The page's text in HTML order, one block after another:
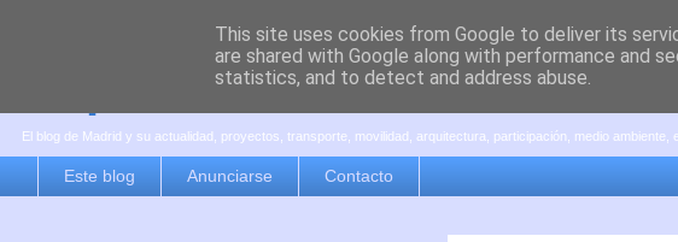
es por madrid
El blog de Madrid y su actualidad, proyectos, transporte, movilidad, arquitectura, participación, medio ambiente,
Este blog Anunciarse Contacto
This site uses cookies from Google to deliver its
are shared with Google along with performance and
statistics, and to detect and address abuse.